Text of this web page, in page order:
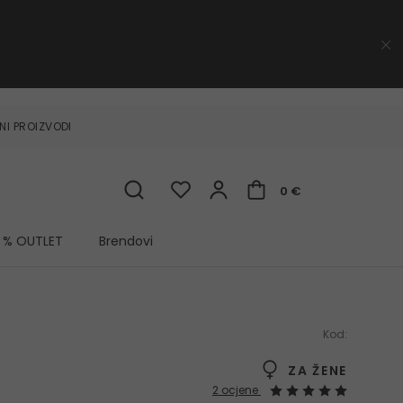
PROIZVODI
0 €
% OUTLET Brendovi
Kod:
ZA ŽENE
2 ocjene